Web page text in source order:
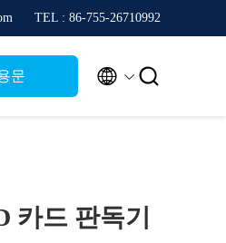
TEL : 86-755-26710992
문  
카드 판독기